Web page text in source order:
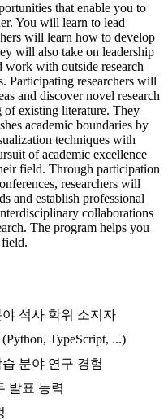
that enable you to
You will learn to lead
will learn how to develop
will also take on leadership
work with outside research
Participating researchers will
and discover novel research
of existing literature. They
academic boundaries by
techniques with
of academic excellence
field. Through participation
researchers will
and establish professional
collaborations
The program helps you
석사 학위 소지자
TypeScript, ...)
분야 연구 경험
발표 능력